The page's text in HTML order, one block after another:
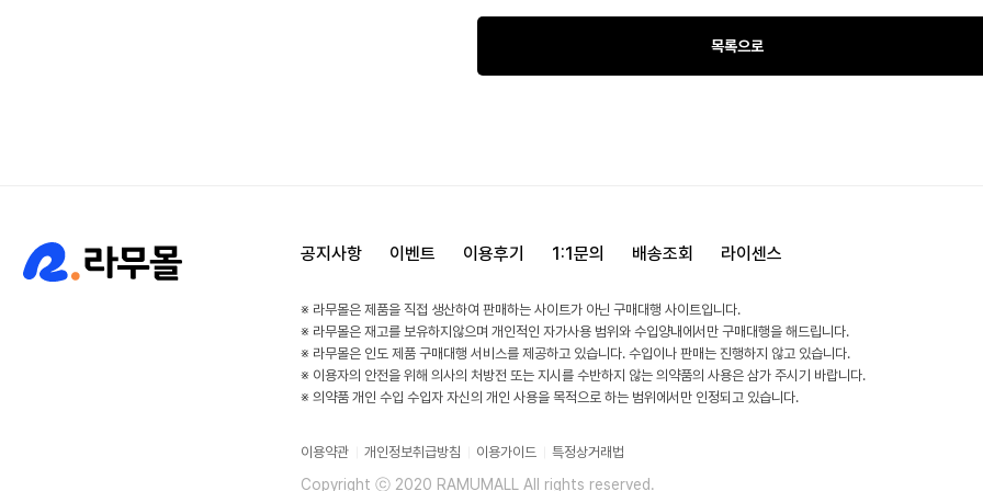
목록으로
공지사항 이벤트 이용후기 1:1문의 배송조회 라이센스
※ 라무몰은 제품을 직접 생산하여 판매하는 사이트가 아닌 구매대행 사이트입니다.
※ 라무몰은 재고를 보유하지않으며 개인적인 자가사용 범위와 수입양내에서만 구매대행을 해드립니다.
※ 라무몰은 인도 제품 구매대행 서비스를 제공하고 있습니다. 수입이나 판매는 진행하지 않고 있습니다.
※ 이용자의 안전을 위해 의사의 처방전 또는 지시를 수반하지 않는 의약품의 사용은 삼가 주시기 바랍니다.
※ 의약품 개인 수입 수입자 자신의 개인 사용을 목적으로 하는 범위에서만 인정되고 있습니다.
이용약관 개인정보취급방침 이용가이드 특정상거래법
Copyright ⓒ 2020 RAMUMALL All rights reserved.